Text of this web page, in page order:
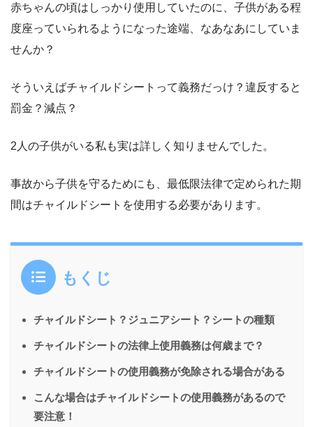
赤ちゃんの頃はしっかり使用していたのに、子供がある程
度座っていられるようになった途端、なあなあにしていま
せんか？
そういえばチャイルドシートって義務だっけ？違反すると
罰金？減点？
2人の子供がいる私も実は詳しく知りませんでした。
事故から子供を守るためにも、最低限法律で定められた期
間はチャイルドシートを使用する必要があります。
もくじ
チャイルドシート？ジュニアシート？シートの種類
チャイルドシートの法律上使用義務は何歳まで？
チャイルドシートの使用義務が免除される場合がある
こんな場合はチャイルドシートの使用義務があるので
要注意！